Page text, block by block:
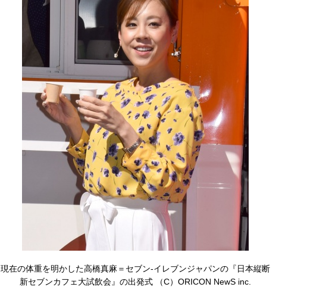
現在の体重を明かした高橋真麻＝セブン-イレブンジャパンの『日本縦断
新セブンカフェ大試飲会』の出発式 （C）ORICON NewS inc.